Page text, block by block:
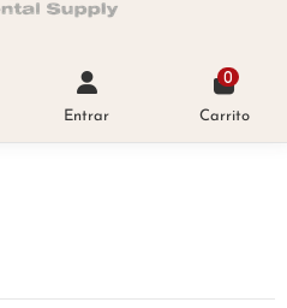
Entrar
0
Carrito